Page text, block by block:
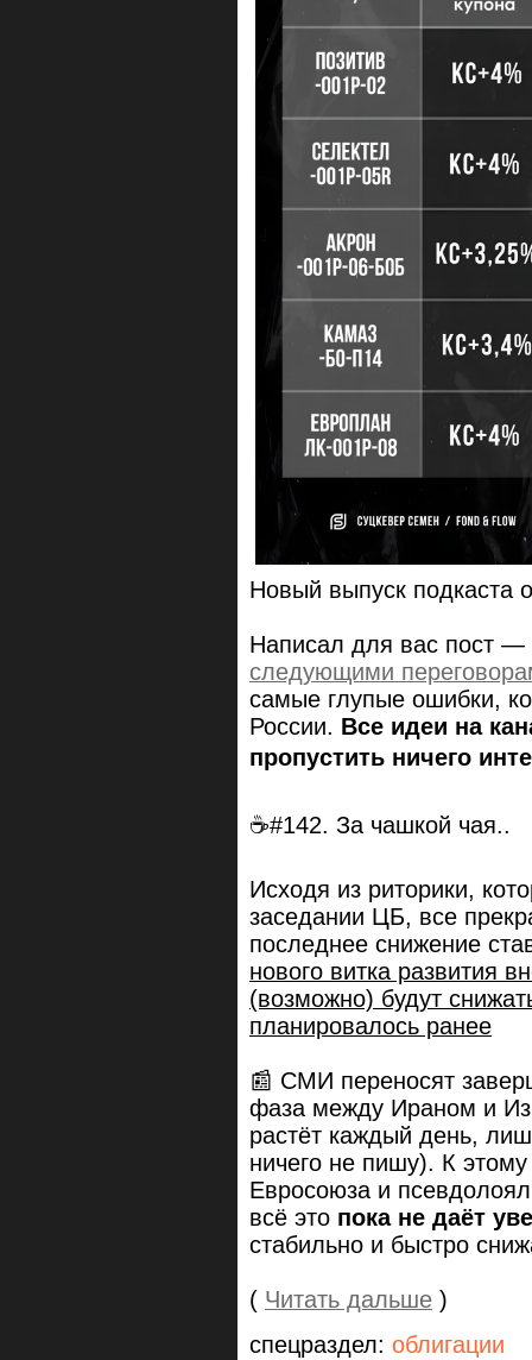
Новый выпуск подкаста
Написал для вас пост —
следующими
самые глупые ошибки,
России. Все идеи на
пропустить ничего
☕#142. За чашкой чая..
Исходя из риторики,
заседании ЦБ, все
последнее снижение
нового витка развития
(возможно) будут
планировалось ранее
📰 СМИ переносят
фаза между Ираном и
растёт каждый день,
ничего не пишу). К
Евросоюза и
всё это пока не даёт
стабильно и быстро
( Читать дальше )
спецраздел: облигации